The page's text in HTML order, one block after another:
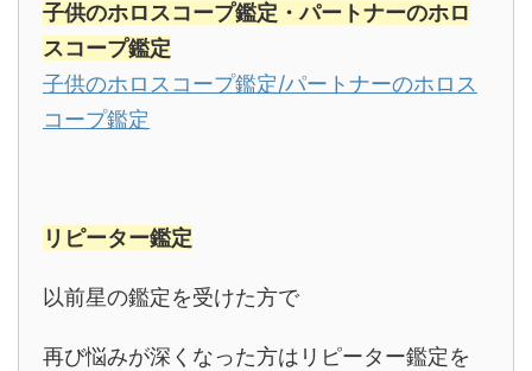
子供のホロスコープ鑑定・パートナーのホロ
スコープ鑑定
子供のホロスコープ鑑定/パートナーのホロス
コープ鑑定
リピーター鑑定
以前星の鑑定を受けた方で
再び悩みが深くなった方はリピーター鑑定を